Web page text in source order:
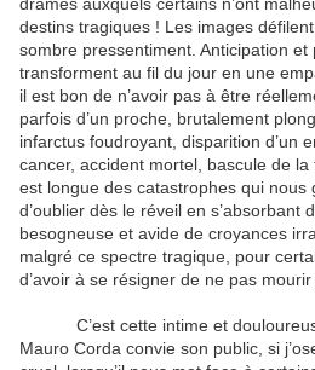
destins tragiques ! Les images
sombre pressentiment. Anticipation et
transforment au fil du jour en une
il est bon de n’avoir pas à être
parfois d’un proche, brutalement
infarctus foudroyant, disparition d’un
cancer, accident mortel, bascule de
est longue des catastrophes qui nous
d’oublier dès le réveil en s’absorbant
besogneuse et avide de croyances
malgré ce spectre tragique, pour
d’avoir à se résigner de ne pas
C’est cette intime et
Mauro Corda convie son public, si